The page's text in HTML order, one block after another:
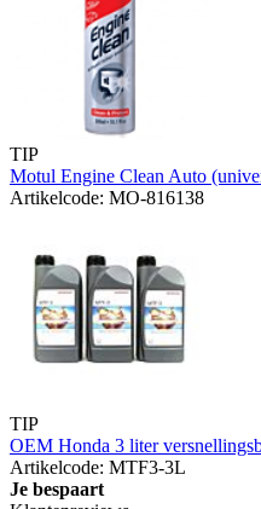
TIP
Motul Engine Clean Auto
Artikelcode: MO-816138
TIP
OEM Honda 3 liter
Artikelcode: MTF3-3L
Je bespaart